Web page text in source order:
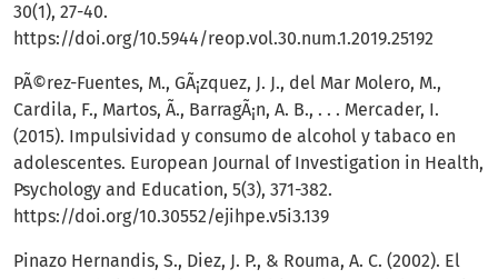
30(1), 27-40.
https://doi.org/10.5944/reop.vol.30.num.1.2019.25192
PÃ©rez-Fuentes, M., GÃ¡zquez, J. J., del Mar Molero, M.,
Cardila, F., Martos, Ã., BarragÃ¡n, A. B., . . . Mercader, I.
(2015). Impulsividad y consumo de alcohol y tabaco en
adolescentes. European Journal of Investigation in Health,
Psychology and Education, 5(3), 371-382.
https://doi.org/10.30552/ejihpe.v5i3.139
Pinazo Hernandis, S., Diez, J. P., & Rouma, A. C. (2002). El